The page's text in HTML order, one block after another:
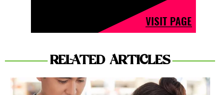
RELATED ARTICLES